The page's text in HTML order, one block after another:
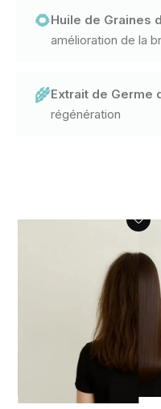
🌻Huile de Graines
amélioration de la
🌾Extrait de Germe
régénération